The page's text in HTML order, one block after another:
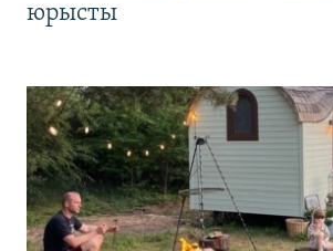
юрысты